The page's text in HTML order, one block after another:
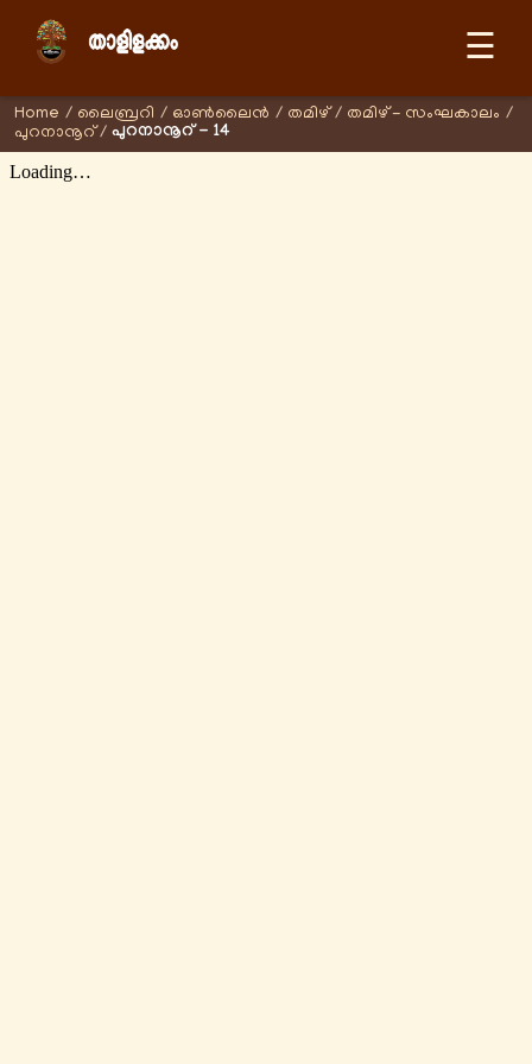
☰
Home / ലൈബ്രറി / ഓണ്‍ലൈന്‍ / തമിഴ് / തമിഴ് - സംഘകാലം /
പുറനാനൂറ് / പുറനാനൂറ് - 14